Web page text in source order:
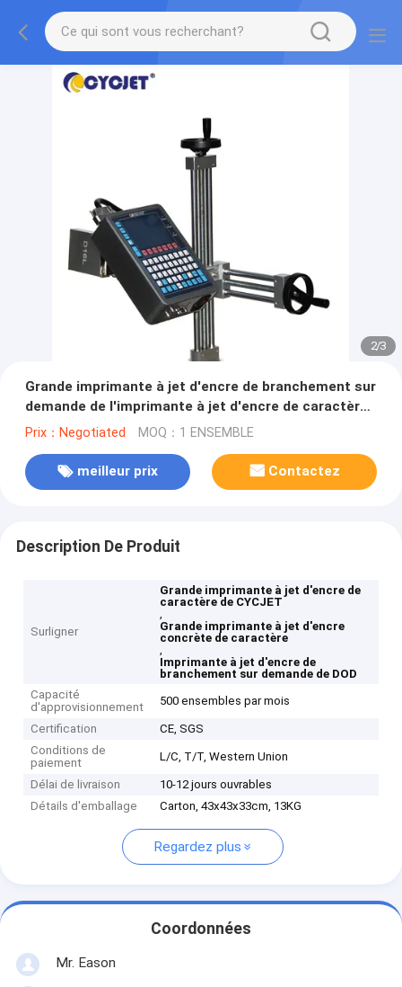
2/3
Grande imprimante à jet d'encre de branchement sur
demande de l'imprimante à jet d'encre de caractère
de CYCJET D07L-4 Concrete
Prix：Negotiated MOQ：1 ENSEMBLE
meilleur prix Contactez
Description De Produit
Surligner
Grande imprimante à jet d'encre de
caractère de CYCJET
,
Grande imprimante à jet d'encre
concrète de caractère
,
Imprimante à jet d'encre de
branchement sur demande de DOD
Capacité
d'approvisionnement
500 ensembles par mois
Certification
CE, SGS
Conditions de
paiement
L/C, T/T, Western Union
Délai de livraison
10-12 jours ouvrables
Détails d'emballage
Carton, 43x43x33cm, 13KG
Regardez plus
Coordonnées
Mr. Eason